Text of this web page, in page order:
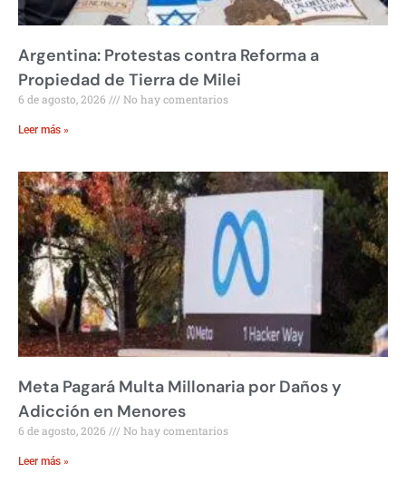
Argentina: Protestas contra Reforma a
Propiedad de Tierra de Milei
6 de agosto, 2026 No hay comentarios
Leer más »
Meta Pagará Multa Millonaria por Daños y
Adicción en Menores
6 de agosto, 2026 No hay comentarios
Leer más »